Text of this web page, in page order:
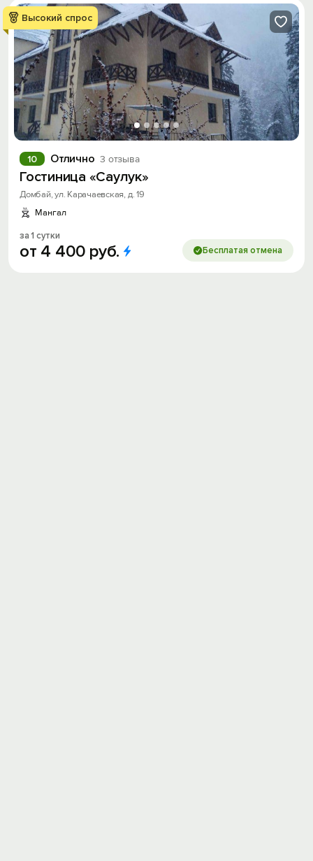
Высокий спрос
Отлично 3 отзыва
10
Гостиница «Саулук»
Домбай, ул. Карачаевская, д. 19
Мангал
за 1 сутки
от 4 400 руб. Бесплатая отмена